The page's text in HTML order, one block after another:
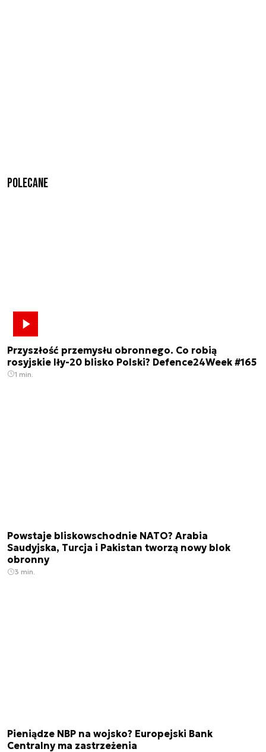
Polecane
Przyszłość przemysłu obronnego. Co robią
rosyjskie Iły-20 blisko Polski? Defence24Week #165
1 min.
Powstaje bliskowschodnie NATO? Arabia
Saudyjska, Turcja i Pakistan tworzą nowy blok
obronny
3 min.
Pieniądze NBP na wojsko? Europejski Bank
Centralny ma zastrzeżenia